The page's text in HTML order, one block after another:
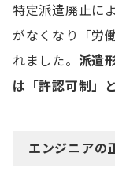
特定派遣廃止に
がなくなり「労
れました。 派遣
は「許認可制」
エンジニアの